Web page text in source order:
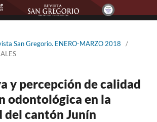
San Gregorio. ENERO-MARZO 2018
/
y percepción de calidad
odontológica en la
del cantón Junín